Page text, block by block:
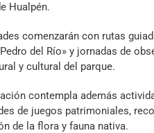
Hualpén.
comenzarán con rutas
del Río» y jornadas de
y cultural del parque.
contempla además
de juegos patrimoniales,
de la flora y fauna nativa.